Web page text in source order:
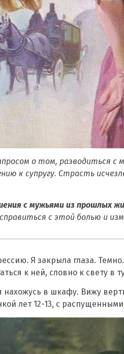
о том, разводиться
к супругу. Страсть
с мужьями из прошлых
с этой болью и
Я закрыла глаза.
к ней, словно к свету в
в шкафу. Вижу
лет 12-13, с